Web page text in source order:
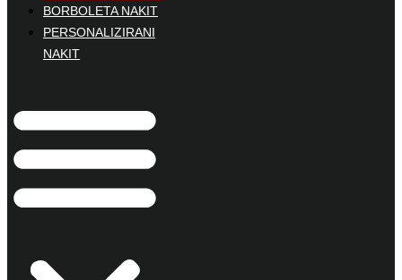
BORBOLETA NAKIT
PERSONALIZIRANI
NAKIT